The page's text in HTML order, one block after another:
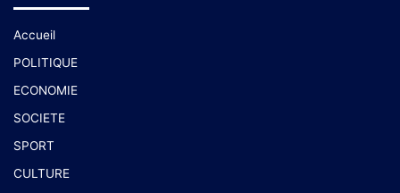
Accueil
POLITIQUE
ECONOMIE
SOCIETE
SPORT
CULTURE